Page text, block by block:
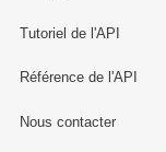
Tutoriel de l'API
Référence de l'API
Nous contacter